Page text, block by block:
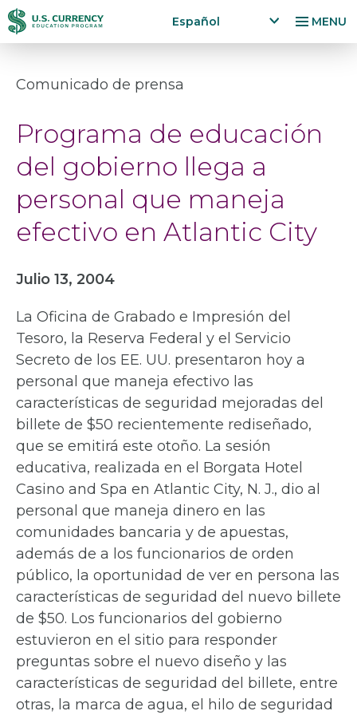
Pasar
al
principal
Accessibility
Statement
MENU
Español
x
la
n
a
e
Comunicado de prensa
Programa de educación
del gobierno llega a
personal que maneja
efectivo en Atlantic City
Julio 13, 2004
La Oficina de Grabado e Impresión del
Tesoro, la Reserva Federal y el Servicio
Secreto de los EE. UU. presentaron hoy a
personal que maneja efectivo las
características de seguridad mejoradas del
billete de $50 recientemente rediseñado,
que se emitirá este otoño. La sesión
educativa, realizada en el Borgata Hotel
Casino and Spa en Atlantic City, N. J., dio al
personal que maneja dinero en las
comunidades bancaria y de apuestas,
además de a los funcionarios de orden
público, la oportunidad de ver en persona las
características de seguridad del nuevo billete
de $50. Los funcionarios del gobierno
estuvieron en el sitio para responder
preguntas sobre el nuevo diseño y las
características de seguridad del billete, entre
otras, la marca de agua, el hilo de seguridad